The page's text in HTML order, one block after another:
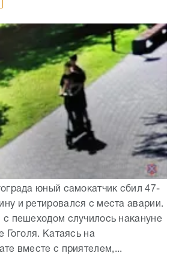
юный самокатчик сбил 47-
и ретировался с места аварии.
с пешеходом случилось накануне
Гоголя. Катаясь на
вместе с приятелем,...